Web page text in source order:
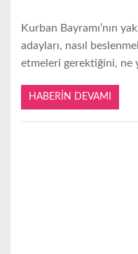
Kurban Bayramı’nın
adayları, nasıl
etmeleri gerektiğini, ne
HABERIN DEVAMI